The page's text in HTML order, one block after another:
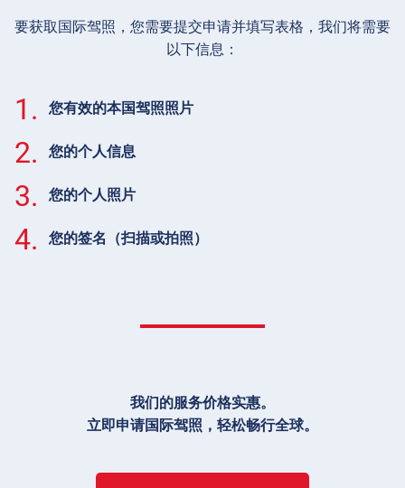
要获取国际驾照，您需要提交申请并填写表格，我们将需要
以下信息：
1. 您有效的本国驾照照片
2. 您的个人信息
3. 您的个人照片
4. 您的签名（扫描或拍照）
我们的服务价格实惠。
立即申请国际驾照，轻松畅行全球。